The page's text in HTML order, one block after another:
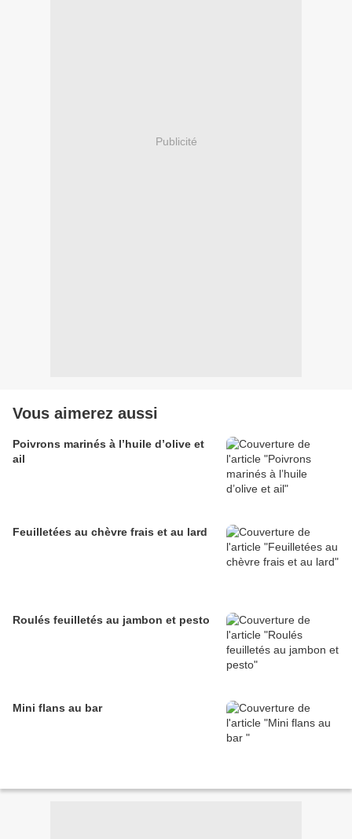
Publicité
Vous aimerez aussi
Poivrons marinés à l’huile d’olive et
ail
Feuilletées au chèvre frais et au lard
Roulés feuilletés au jambon et pesto
Mini flans au bar